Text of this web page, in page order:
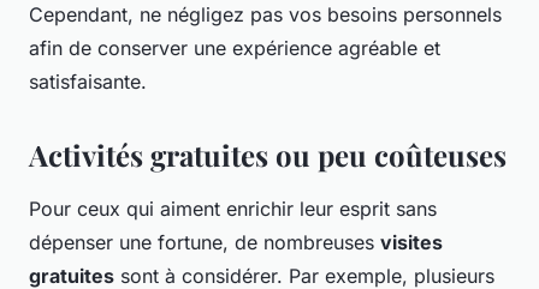
Cependant, ne négligez pas vos besoins personnels
afin de conserver une expérience agréable et
satisfaisante.
Activités gratuites ou peu coûteuses
Pour ceux qui aiment enrichir leur esprit sans
dépenser une fortune, de nombreuses visites
gratuites sont à considérer. Par exemple, plusieurs